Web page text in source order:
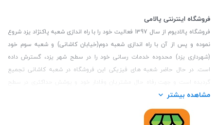
فروشگاه اینترنتی پالامی
فروشگاه پالادیوم از سال 1397 فعالیت خود را با راه اندازی شعبه پاکنژاد یزد شروع
نموده و پس از آن با راه اندازی شعبه دوم(خیابان کاشانی) و شعبه سوم خود
(شهرداری یزد) محدوده خدمات رسانی خود را در سطح شهر یزد، گسترش داده
است. در حال حاضر شعبه های فیزیکی این فروشگاه در شعبه کاشانی تجمیع
گردیده است و جهت رفاه حال مشتریان وفادار خود و پوشش حداکثری در سطح
استان یزد و همچنین مشتریان سطح کشور، فروشگاه اینترنتی پالامی را راه اندازی
نموده است. هدف فروشگاه اینترنتی پالامی فراهم نمودن یک خرید اینترنتی
مطمئن، با کالاهای متنوع، باکیفیت و دارای قیمت مناسب می باشد که مشتری
مشاهده بیشتر